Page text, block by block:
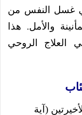
في غسل النفس من
والأمل. هذا
العلاج الروحي
(آية